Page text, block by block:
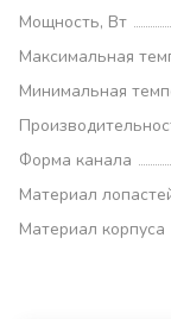
Мощность, Вт
Максимальная
Минимальная
Форма канала
Материал
Материал корпуса